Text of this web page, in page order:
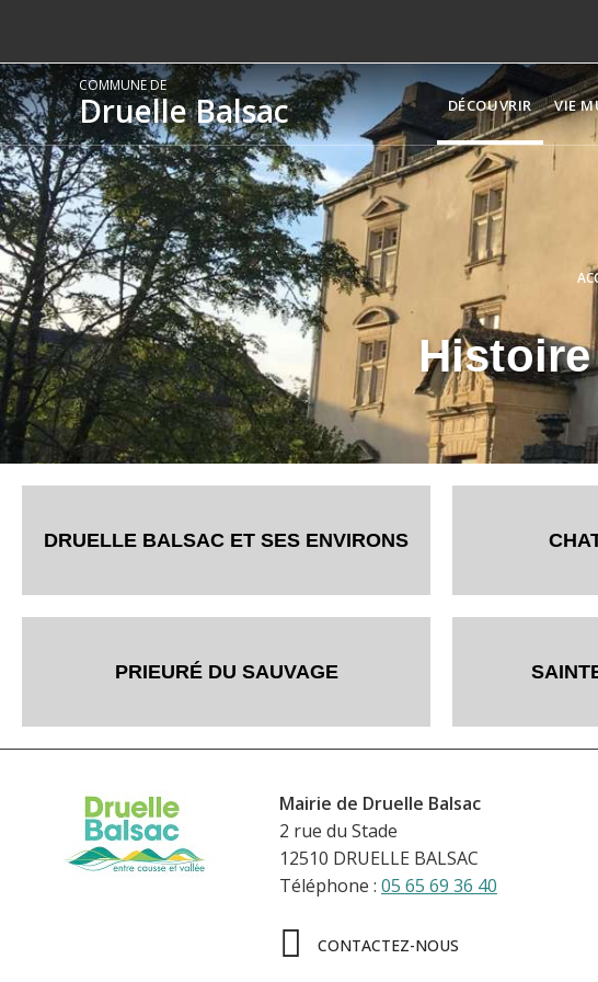
COMMUNE DE
Druelle Balsac DÉCOUVRIR VIE
DRUELLE BALSAC ET SES ENVIRONS
PRIEURÉ DU SAUVAGE
Mairie de Druelle Balsac
2 rue du Stade
12510 DRUELLE BALSAC
Téléphone : 05 65 69 36 40
CONTACTEZ-NOUS